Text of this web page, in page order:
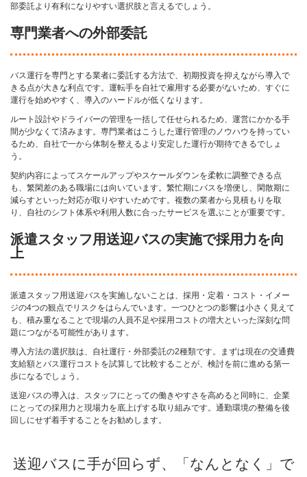
部委託より有利になりやすい選択肢と言えるでしょう。
専門業者への外部委託
バス運行を専門とする業者に委託する方法で、初期投資を抑えながら導入で
きる点が大きな利点です。運転手を自社で雇用する必要がないため、すぐに
運行を始めやすく、導入のハードルが低くなります。
ルート設計やドライバーの管理を一括して任せられるため、運営にかかる手
間が少なくて済みます。専門業者はこうした運行管理のノウハウを持ってい
るため、自社で一から体制を整えるより安定した運行が期待できるでしょ
う。
契約内容によってスケールアップやスケールダウンを柔軟に調整できる点
も、繁閑差のある職場には向いています。繁忙期にバスを増便し、閑散期に
減らすといった対応が取りやすいためです。複数の業者から見積もりを取
り、自社のシフト体系や利用人数に合ったサービスを選ぶことが重要です。
派遣スタッフ用送迎バスの実施で採用力を向
上
派遣スタッフ用送迎バスを実施しないことは、採用・定着・コスト・イメー
ジの4つの観点でリスクをはらんでいます。一つひとつの影響は小さく見えて
も、積み重なることで現場の人員不足や採用コストの増大といった深刻な問
題につながる可能性があります。
導入方法の選択肢は、自社運行・外部委託の2種類です。まずは現在の交通費
支給額とバス運行コストを試算して比較することが、検討を前に進める第一
歩になるでしょう。
送迎バスの導入は、スタッフにとっての働きやすさを高めると同時に、企業
にとっての採用力と現場力を底上げする取り組みです。通勤環境の整備を後
回しにせず着手することをお勧めします。
送迎バスに手が回らず、「なんとなく」で